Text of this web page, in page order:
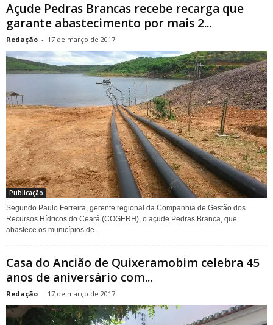
Açude Pedras Brancas recebe recarga que
garante abastecimento por mais 2...
Redação - 17 de março de 2017
Publicação
Segundo Paulo Ferreira, gerente regional da Companhia de Gestão dos
Recursos Hídricos do Ceará (COGERH), o açude Pedras Branca, que
abastece os municípios de...
Casa do Ancião de Quixeramobim celebra 45
anos de aniversário com...
Redação - 17 de março de 2017